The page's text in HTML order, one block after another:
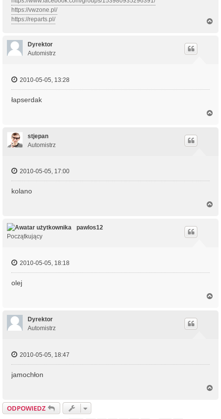
https://vwzone.pl/
https://reparts.pl/
Dyrektor
Automistrz
2010-05-05, 13:28
łapserdak
stjepan
Automistrz
2010-05-05, 17:00
kolano
pawlos12
Początkujący
2010-05-05, 18:18
olej
Dyrektor
Automistrz
2010-05-05, 18:47
jamochłon
ODPOWIEDZ